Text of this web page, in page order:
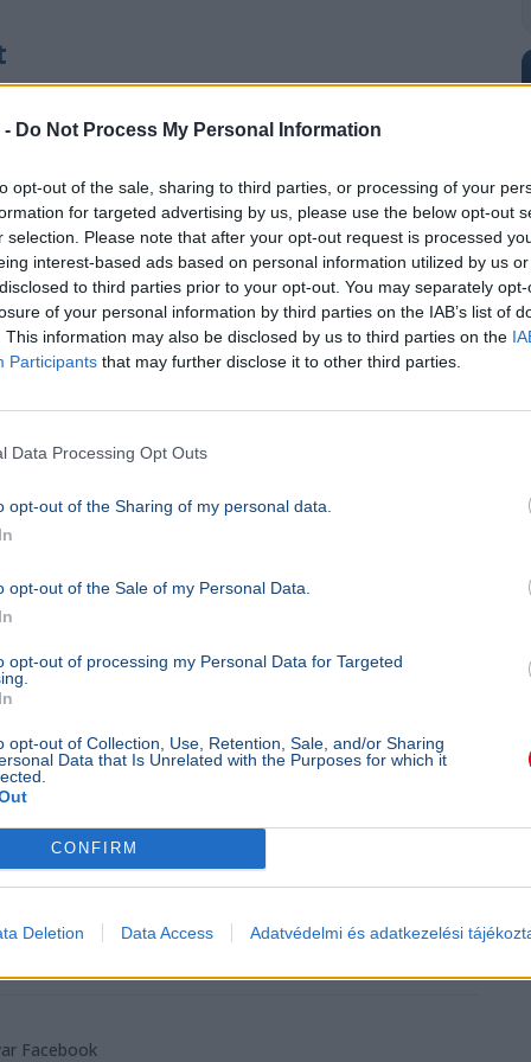
- Do Not Process My Personal Information
opt-out of the sale, sharing to third parties, or processing of your
for targeted advertising by us, please use the below opt-out
selection. Please note that after your opt-out request is processed
interest-based ads based on personal information utilized by us
to third parties prior to your opt-out. You may separately
of your personal information by third parties on the IAB’s list of
This information may also be disclosed by us to third parties on the
Participants that may further disclose it to other third parties.
Data Processing Opt Outs
opt-out of the Sharing of my personal data.
opt-out of the Sale of my Personal Data.
opt-out of processing my Personal Data for Targeted
opt-out of Collection, Use, Retention, Sale, and/or Sharing
Data that Is Unrelated with the Purposes for which it
CONFIRM
Deletion Data Access Adatvédelmi és adatkezelési
az ország „elitképzőinek” vezetői
, a Nemzeti Pedagógus Kar
(a teljesség igénye nélkül)
Imre), Horváth Bálint (Piarista – Magyar
Kézdy Edit (Deák téri
György (Radnóti), Fazekas Róbert
Horváth Péter (Győr, Révai).
Kampós András (Eötvös), Korompay Bálint
Andorás (Veres Péter), Bene Tünde
is tervben vannak.
megalakulása után már a
kiterjesztve folytatjuk.
Facebook